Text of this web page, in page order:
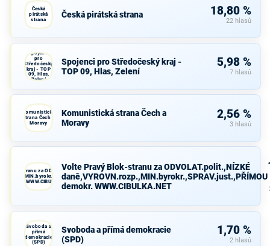
Česká
pirátská
strana
Česká pirátská strana 18,80 %
22 hlasů
Spojenci
pro
Středočeský
kraj - TOP
09, Hlas,
Zelení
Spojenci pro Středočeský kraj -
TOP 09, Hlas, Zelení
5,98 %
7 hlasů
Komunistická
strana Čech a
Moravy
Komunistická strana Čech a
Moravy
2,56 %
3 hlasů
Blok-stranu za ODVOLAT.polit.,NÍZKÉ
demokr. WWW.CIBULKA.NET
Volte Pravý Blok-stranu za ODVOLAT.polit.,NÍZKÉ
daně,VYROVN.rozp.,MIN.byrokr.,SPRAV.just.,PŘÍMOU
demokr. WWW.CIBULKA.NET
Svoboda a
přímá
demokracie
(SPD)
Svoboda a přímá demokracie
(SPD)
1,70 %
2 hlasů